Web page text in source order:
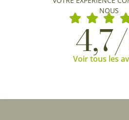
NOUS
Voir tous les